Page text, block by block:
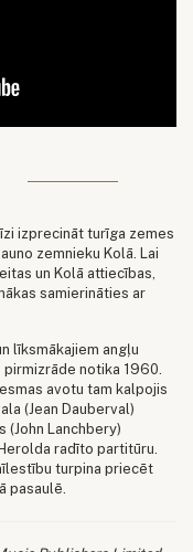
izprecināt turīga zemes
zemnieku Kolā. Lai
un Kolā attiecības,
samierināties ar
līksmākajiem angļu
pirmizrāde notika 1960.
avotu tam kalpojis
(Jean Dauberval)
(John Lanchbery)
radīto partitūru.
turpina priecēt
pasaulē.